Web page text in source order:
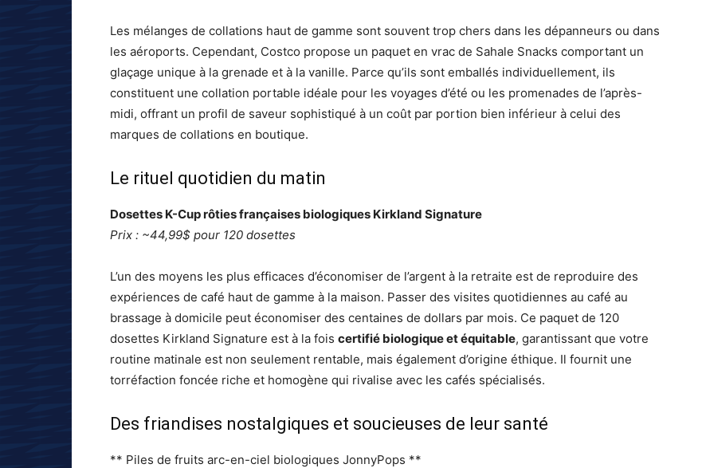
Les mélanges de collations haut de gamme sont souvent trop chers dans les dépanneurs ou dans
les aéroports. Cependant, Costco propose un paquet en vrac de Sahale Snacks comportant un
glaçage unique à la grenade et à la vanille. Parce qu’ils sont emballés individuellement, ils
constituent une collation portable idéale pour les voyages d’été ou les promenades de l’après-
midi, offrant un profil de saveur sophistiqué à un coût par portion bien inférieur à celui des
marques de collations en boutique.
Le rituel quotidien du matin
Dosettes K-Cup rôties françaises biologiques Kirkland Signature
Prix : ~44,99$ pour 120 dosettes
L’un des moyens les plus efficaces d’économiser de l’argent à la retraite est de reproduire des
expériences de café haut de gamme à la maison. Passer des visites quotidiennes au café au
brassage à domicile peut économiser des centaines de dollars par mois. Ce paquet de 120
dosettes Kirkland Signature est à la fois certifié biologique et équitable, garantissant que votre
routine matinale est non seulement rentable, mais également d’origine éthique. Il fournit une
torréfaction foncée riche et homogène qui rivalise avec les cafés spécialisés.
Des friandises nostalgiques et soucieuses de leur santé
** Piles de fruits arc-en-ciel biologiques JonnyPops **